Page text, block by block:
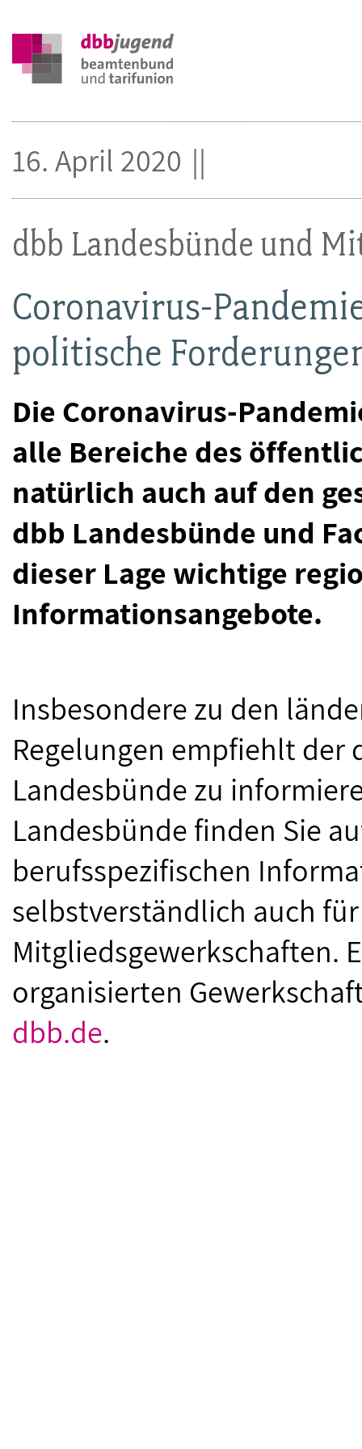
dbb Landesbünde und
Coronavirus-
politische
Die Coronavirus-
alle Bereiche des
natürlich auch auf den
dbb Landesbünde und
dieser Lage wichtige
Informationsangebote.
16. April 2020
Insbesondere zu den
Regelungen empfiehlt der
Landesbünde zu
Landesbünde finden Sie
berufsspezifischen
selbstverständlich auch
Mitgliedsgewerkschaften.
organisierten
dbb.de.